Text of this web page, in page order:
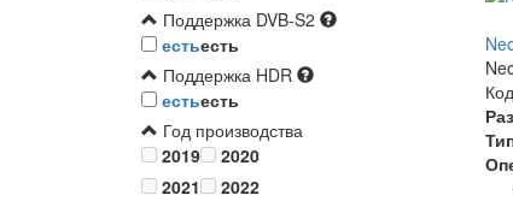
Поддержка DVB-S2
естьесть
Поддержка HDR
естьесть
Год производства
2019
2020
2021
2022